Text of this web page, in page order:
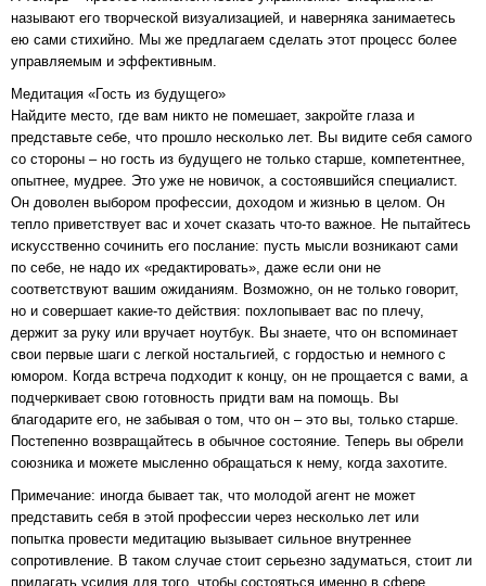
называют его творческой визуализацией, и наверняка занимаетесь
ею сами стихийно. Мы же предлагаем сделать этот процесс более
управляемым и эффективным.
Медитация «Гость из будущего»
Найдите место, где вам никто не помешает, закройте глаза и
представьте себе, что прошло несколько лет. Вы видите себя самого
со стороны – но гость из будущего не только старше, компетентнее,
опытнее, мудрее. Это уже не новичок, а состоявшийся специалист.
Он доволен выбором профессии, доходом и жизнью в целом. Он
тепло приветствует вас и хочет сказать что-то важное. Не пытайтесь
искусственно сочинить его послание: пусть мысли возникают сами
по себе, не надо их «редактировать», даже если они не
соответствуют вашим ожиданиям. Возможно, он не только говорит,
но и совершает какие-то действия: похлопывает вас по плечу,
держит за руку или вручает ноутбук. Вы знаете, что он вспоминает
свои первые шаги с легкой ностальгией, с гордостью и немного с
юмором. Когда встреча подходит к концу, он не прощается с вами, а
подчеркивает свою готовность придти вам на помощь. Вы
благодарите его, не забывая о том, что он – это вы, только старше.
Постепенно возвращайтесь в обычное состояние. Теперь вы обрели
союзника и можете мысленно обращаться к нему, когда захотите.
Примечание: иногда бывает так, что молодой агент не может
представить себя в этой профессии через несколько лет или
попытка провести медитацию вызывает сильное внутреннее
сопротивление. В таком случае стоит серьезно задуматься, стоит ли
прилагать усилия для того, чтобы состояться именно в сфере